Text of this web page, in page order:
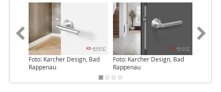
Foto: Karcher Design, Bad
Rappenau
Foto: Karcher Design, Bad
Rappenau